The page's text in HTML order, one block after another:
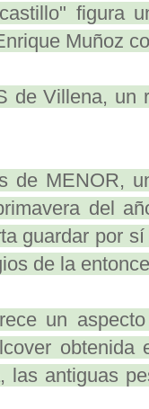
figura
Muñoz
de Villena,
de MENOR,
del
guardar por
de la
un
las antiguas